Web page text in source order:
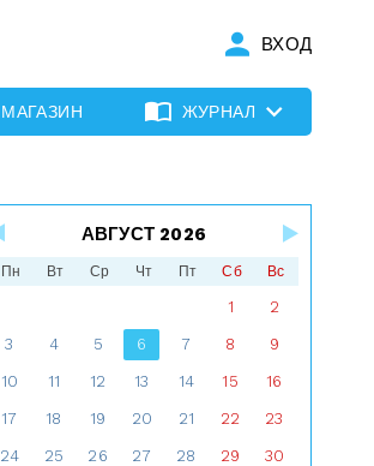
ВХОД
МАГАЗИН ЖУРНАЛ
АВГУСТ 2026
Пн Вт Ср Чт Пт Сб Вс
1 2
3 4 5 6 7 8 9
10 11 12 13 14 15 16
17 18 19 20 21 22 23
24 25 26 27 28 29 30